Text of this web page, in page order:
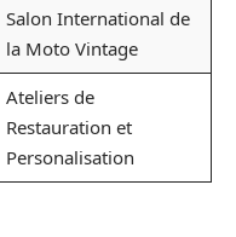
Salon International de
la Moto Vintage
Ateliers de
Restauration et
Personalisation